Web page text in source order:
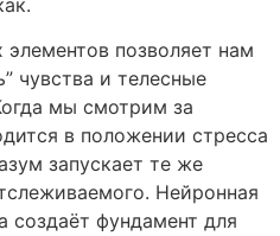
позволяет нам
чувства и телесные
мы смотрим за
в положении стресса
запускает те же
Нейронная
создаёт фундамент для